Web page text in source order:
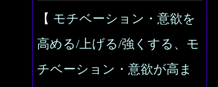
【 モチベーション・意欲を
高める/上げる/強くする、モ
チベーション・意欲が高ま